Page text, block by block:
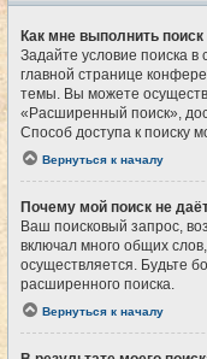
Как мне выполнить
Задайте условие поиска
главной странице
темы. Вы можете
«Расширенный поиск»,
Способ доступа к поиску
Вернуться к началу
Почему мой поиск не
Ваш поисковый запрос,
включал много общих
осуществляется. Будьте
расширенного поиска.
Вернуться к началу